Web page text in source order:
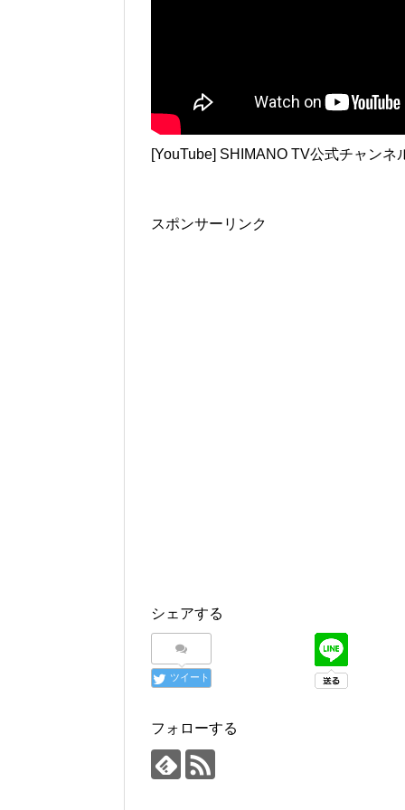
[YouTube] SHIMANO TV公式チャンネ
スポンサーリンク
シェアする
ツイート
フォローする